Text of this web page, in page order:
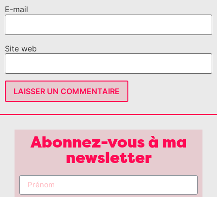
E-mail
Site web
Abonnez-vous à ma
newsletter